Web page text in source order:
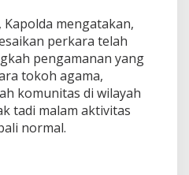
mengatakan,
perkara telah
pengamanan yang
tokoh agama,
komunitas di wilayah
tadi malam aktivitas
normal.